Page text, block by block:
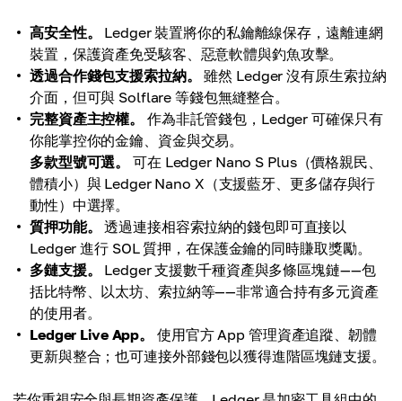
高安全性。
Ledger 裝置將你的私鑰離線保存，遠離連網
裝置，保護資產免受駭客、惡意軟體與釣魚攻擊。
透過合作錢包支援索拉納。
雖然 Ledger 沒有原生索拉納
介面，但可與 Solflare 等錢包無縫整合。
完整資產主控權。
作為非託管錢包，Ledger 可確保只有
你能掌控你的金鑰、資金與交易。
多款型號可選。
可在 Ledger Nano S Plus（價格親民、
體積小）與 Ledger Nano X（支援藍牙、更多儲存與行
動性）中選擇。
質押功能。
透過連接相容索拉納的錢包即可直接以
Ledger 進行 SOL 質押，在保護金鑰的同時賺取獎勵。
多鏈支援。
Ledger 支援數千種資產與多條區塊鏈——包
括比特幣、以太坊、索拉納等——非常適合持有多元資產
的使用者。
Ledger Live App。
使用官方 App 管理資產追蹤、韌體
更新與整合；也可連接外部錢包以獲得進階區塊鏈支援。